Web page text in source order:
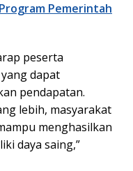
Pemerintah
peserta
dapat
pendapatan.
lebih, masyarakat
menghasilkan
daya saing,”